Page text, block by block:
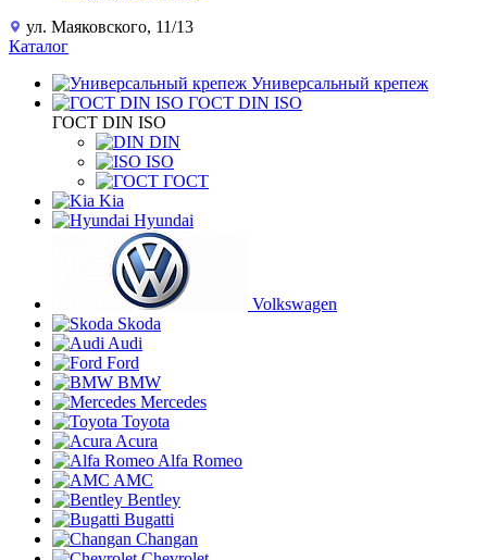
ул. Маяковского, 11/13
Каталог
Универсальный крепеж
ГОСТ DIN ISO
ГОСТ DIN ISO
DIN
ISO
ГОСТ
Kia
Hyundai
Volkswagen
Skoda
Audi
Ford
BMW
Mercedes
Toyota
Acura
Alfa Romeo
AMC
Bentley
Bugatti
Changan